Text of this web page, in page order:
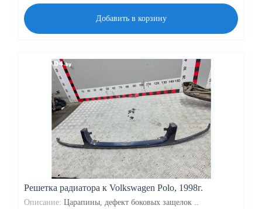
Добавить в корзину
Решетка радиатора к Volkswagen Polo, 1998г.
Описание: Царапины, дефект боковых защелок ..